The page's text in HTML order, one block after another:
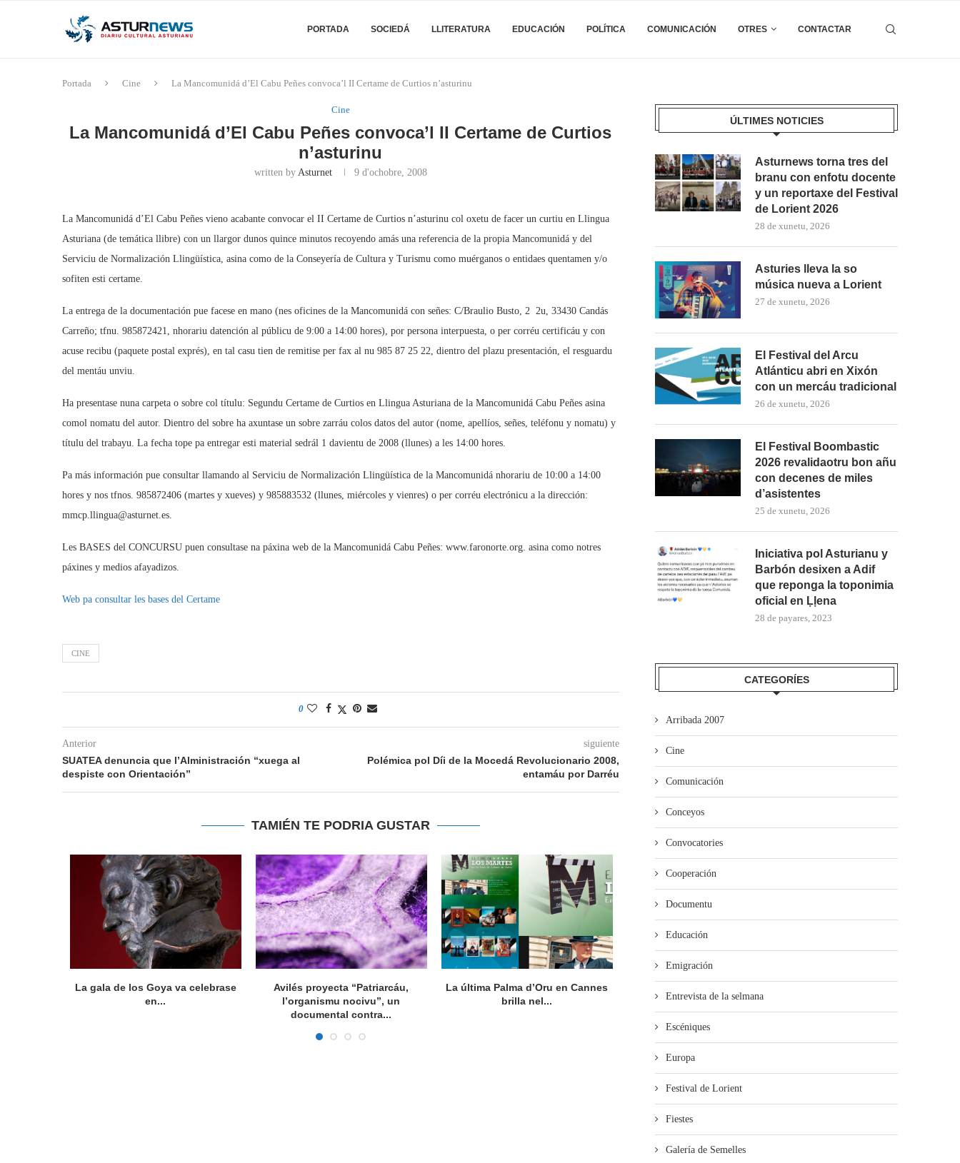
PORTADA SOCIEDÁ LLITERATURA EDUCACIÓN POLÍTICA COMUNICACIÓN OTRES CONTACTAR
Portada Cine La Mancomunidá d’El Cabu Peñes convoca’l II Certame de Curtios n’asturinu
Cine
La Mancomunidá d’El Cabu Peñes convoca’l II Certame de Curtios
n’asturinu
written by Asturnet 9 d'ochobre, 2008
La Mancomunidá d’El Cabu Peñes vieno acabante convocar el II Certame de Curtios n’asturinu col oxetu de facer un curtiu en Llingua
Asturiana (de temática llibre) con un llargor dunos quince minutos recoyendo amás una referencia de la propia Mancomunidá y del
Serviciu de Normalización Llingüística, asina como de la Conseyería de Cultura y Turismu como muérganos o entidaes quentamen y/o
sofiten esti certame.
La entrega de la documentación pue facese en mano (nes oficines de la Mancomunidá con señes: C/Braulio Busto, 2  2u, 33430 Candás 
Carreño; tfnu. 985872421, nhorariu datención al públicu de 9:00 a 14:00 hores), por persona interpuesta, o per corréu certificáu y con
acuse recibu (paquete postal exprés), en tal casu tien de remitise per fax al nu 985 87 25 22, dientro del plazu presentación, el resguardu
del mentáu unviu.
Ha presentase nuna carpeta o sobre col títulu: Segundu Certame de Curtios en Llingua Asturiana de la Mancomunidá Cabu Peñes asina
comol nomatu del autor. Dientro del sobre ha axuntase un sobre zarráu colos datos del autor (nome, apellíos, señes, teléfonu y nomatu) y
títulu del trabayu. La fecha tope pa entregar esti material sedrál 1 davientu de 2008 (llunes) a les 14:00 hores.
Pa más información pue consultar llamando al Serviciu de Normalización Llingüística de la Mancomunidá nhorariu de 10:00 a 14:00
hores y nos tfnos. 985872406 (martes y xueves) y 985883532 (llunes, miércoles y vienres) o per corréu electrónicu a la dirección:
mmcp.llingua@asturnet.es.
Les BASES del CONCURSU puen consultase na páxina web de la Mancomunidá Cabu Peñes: www.faronorte.org. asina como notres
páxines y medios afayadizos.
Web pa consultar les bases del Certame
CINE
0
Anterior
SUATEA denuncia que l’Alministración “xuega al
despiste con Orientación”
siguiente
Polémica pol Díi de la Mocedá Revolucionario 2008,
entamáu por Darréu
TAMIÉN TE PODRIA GUSTAR
La gala de los Goya va celebrase
en...
Avilés proyecta “Patriarcáu,
l’organismu nocivu”, un
documental contra...
La última Palma d’Oru en Cannes
brilla nel...
escolares de la Selmana...
ÚLTIMES NOTICIES
Asturnews torna tres del
branu con enfotu docente
y un reportaxe del Festival
de Lorient 2026
28 de xunetu, 2026
Asturies lleva la so
música nueva a Lorient
27 de xunetu, 2026
El Festival del Arcu
Atlánticu abri en Xixón
con un mercáu tradicional
26 de xunetu, 2026
El Festival Boombastic
2026 revalidaotru bon añu
con decenes de miles
d’asistentes
25 de xunetu, 2026
Iniciativa pol Asturianu y
Barbón desixen a Adif
que reponga la toponimia
oficial en Ḷḷena
28 de payares, 2023
CATEGORÍES
Arribada 2007
Cine
Comunicación
Conceyos
Convocatories
Cooperación
Documentu
Educación
Emigración
Entrevista de la selmana
Escéniques
Europa
Festival de Lorient
Fiestes
Galería de Semelles